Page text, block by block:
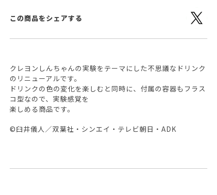
この商品をシェアする
クレヨンしんちゃんの実験をテーマにした不思議なドリンク
のリニューアルです。
ドリンクの色の変化を楽しむと同時に、付属の容器もフラス
コ型なので、実験感覚を
楽しめる商品です。
©臼井儀人／双葉社・シンエイ・テレビ朝日・ADK